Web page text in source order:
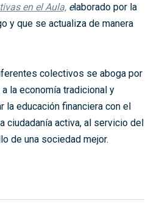
en el Aula, elaborado por la
y que se actualiza de manera
colectivos se aboga por
la economía tradicional y
la educación financiera con el
ciudadanía activa, al servicio del
de una sociedad mejor.